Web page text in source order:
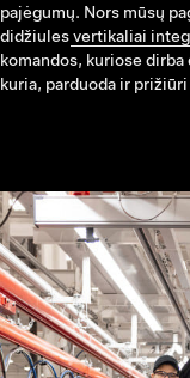
pajėgumų. Nors mūsų
didžiulesvertikaliai
komandos, kuriose
kuria, parduoda ir